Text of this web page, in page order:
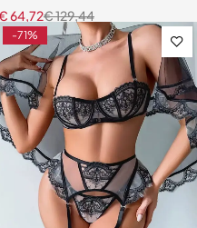
€129,44
64,72
-71%